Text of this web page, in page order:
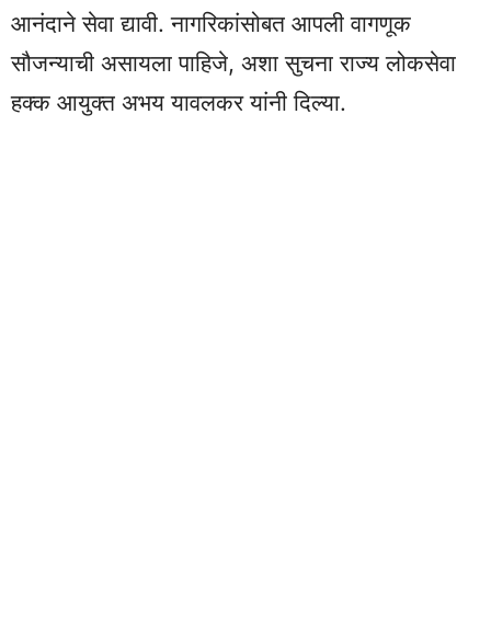
आनंदाने सेवा द्यावी. नागरिकांसोबत आपली वागणूक
सौजन्याची असायला पाहिजे, अशा सुचना राज्य लोकसेवा
हक्क आयुक्त अभय यावलकर यांनी दिल्या.